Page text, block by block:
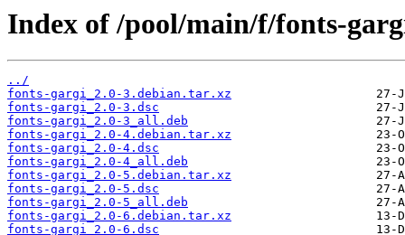
Index of /pool/main/f/fonts-
../
fonts-gargi_2.0-3.debian.tar.xz
fonts-gargi_2.0-3.dsc
fonts-gargi_2.0-3_all.deb
fonts-gargi_2.0-4.debian.tar.xz
fonts-gargi_2.0-4.dsc
fonts-gargi_2.0-4_all.deb
fonts-gargi_2.0-5.debian.tar.xz
fonts-gargi_2.0-5.dsc
fonts-gargi_2.0-5_all.deb
fonts-gargi_2.0-6.debian.tar.xz
fonts-gargi_2.0-6.dsc